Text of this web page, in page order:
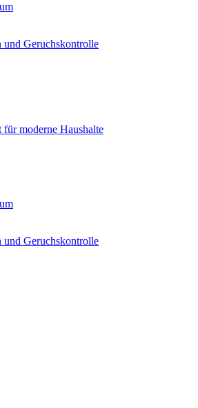
und Geruchskontrolle
moderne Haushalte
und Geruchskontrolle